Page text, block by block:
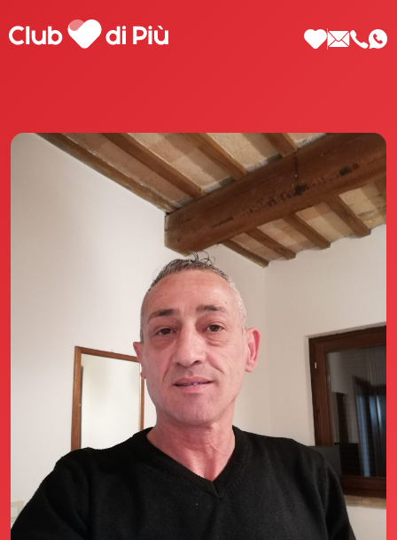
Scopri Club di Più
Le testimonianze Club di Più
La fondatrice Valeria Pilla
Annunci Donne
Agenzia matrimoniale Club di Più
Love Notebook
Il libro Donna di Cuori
Quanto costa Club di Più
Love Academy
Domande Frequenti
Impegno Sociale
Le nostre sedi